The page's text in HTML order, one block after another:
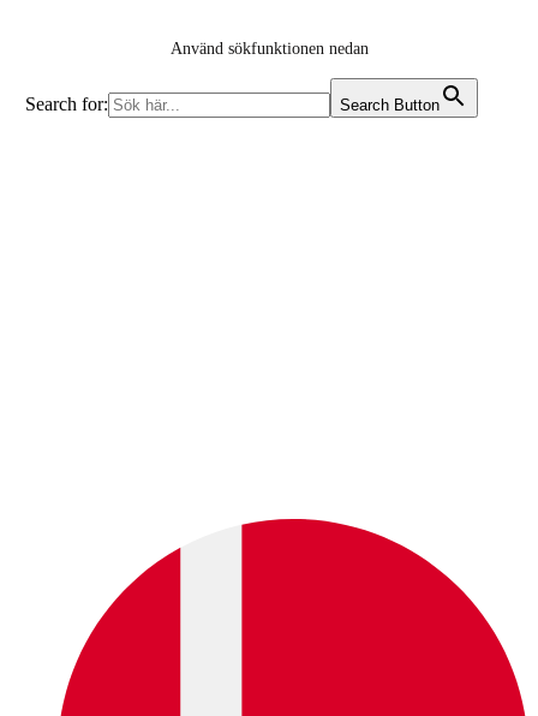
Använd sökfunktionen nedan
Search for: Search Button